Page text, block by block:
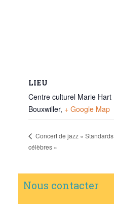
LIEU
Centre culturel Marie Hart
Bouxwiller, + Google Map
Concert de jazz « Standards
célèbres »
Nous contacter